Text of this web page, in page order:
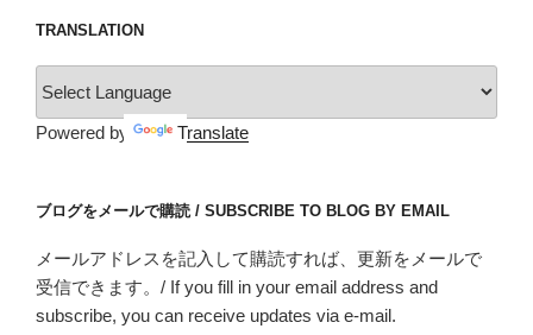
TRANSLATION
Powered by Translate
ブログをメールで購読 / SUBSCRIBE TO BLOG BY EMAIL
メールアドレスを記入して購読すれば、更新をメールで
受信できます。/ If you fill in your email address and
subscribe, you can receive updates via e-mail.